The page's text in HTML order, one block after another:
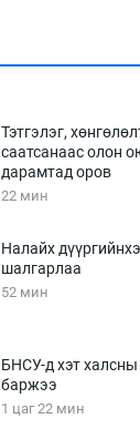
Тэтгэлэг,
саатсанаас олон
дарамтад оров
22 мин
Налайх
шалгарлаа
52 мин
БНСУ-д хэт
баржээ
1 цаг 22 мин